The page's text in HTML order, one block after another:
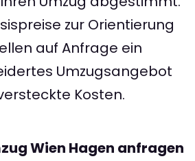
zur Orientierung
auf Anfrage ein
Umzugsangebot
Kosten.
Wien Hagen anfragen